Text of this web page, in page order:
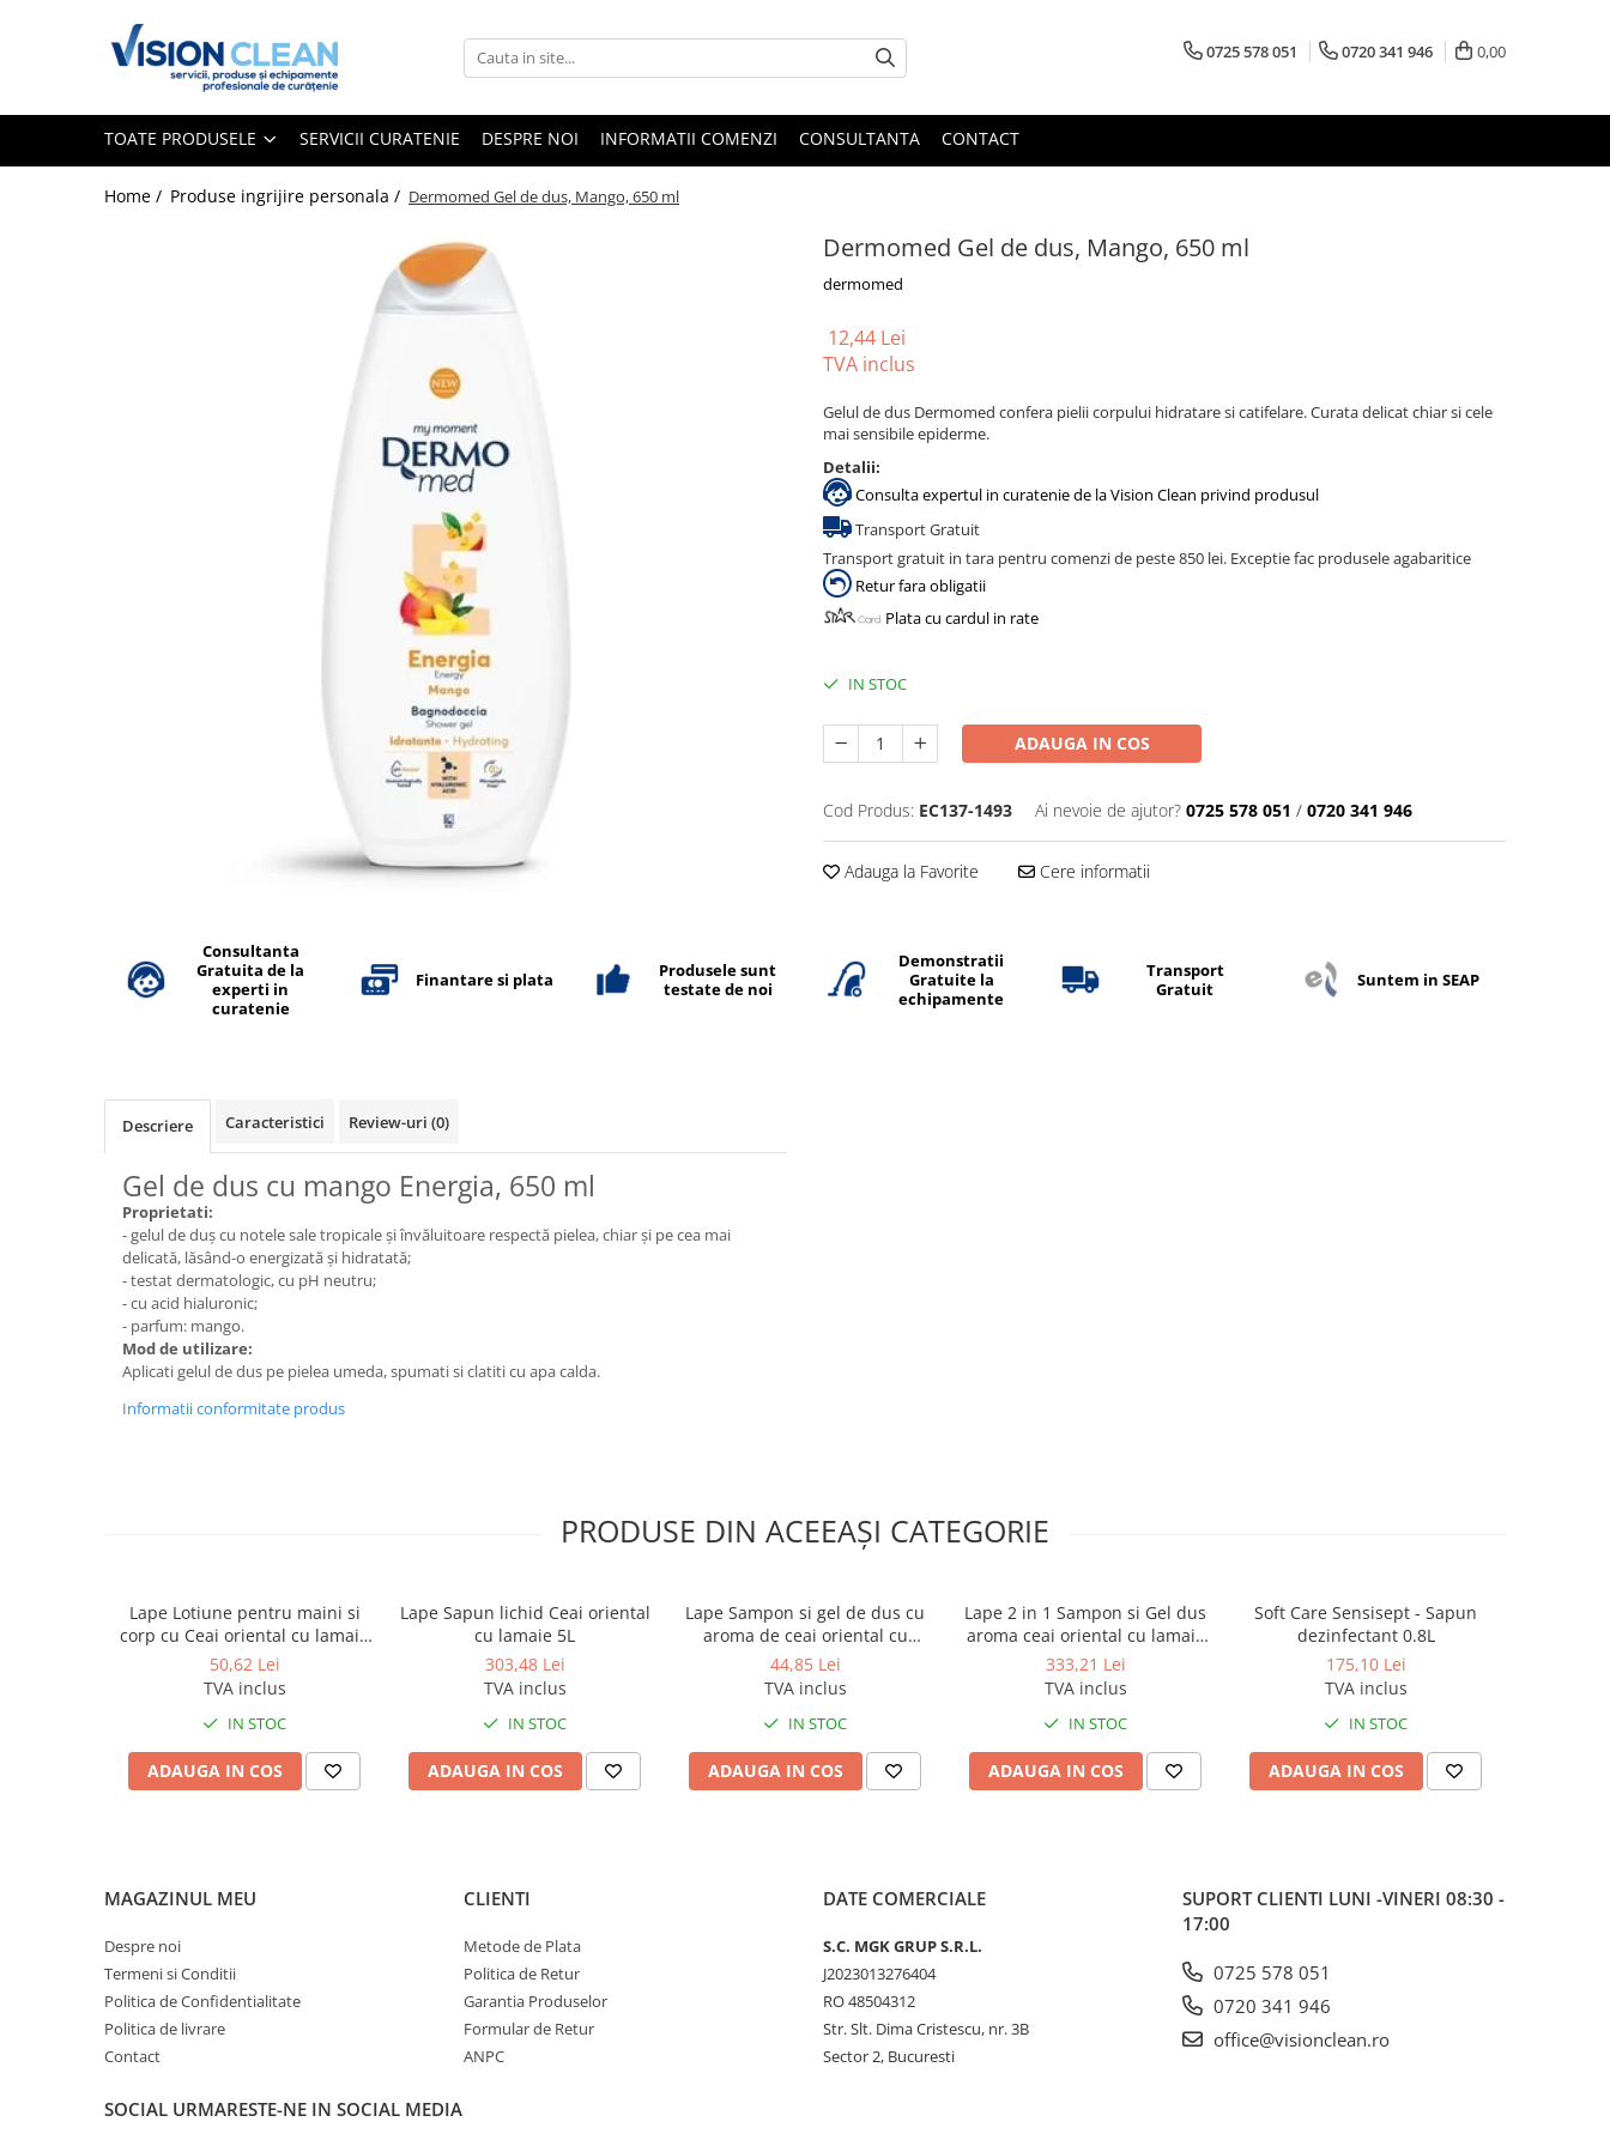
Aspiratoare si masini curatenie
Dezinfectanti profesionali
Dezinfectanti maini
Dezinfectanti medicali profesionali
Dozatoare dezinfectanti
Dispensere acoperitoare colac wc
Dispensere hartie igienica
Dispensere odorizante
Dispensere prosoape pliate (Z)
Dispensere pungi igiena feminina
Dispensere rola hartie industriala
Dispensere rola prosop hartie
Dispensere servetele masa,
Produse ingrijire personala
Crema de corp
Sapun spuma
Cearceaf hartie & cearceaf hartie
Hartie igienica
Prosoape hartie pliate
Pungi igienice
Role hartie industriala
Servetele masa & faciale
0725 578 051 0720 341 946 0,00
TOATE PRODUSELE SERVICII CURATENIE DESPRE NOI INFORMATII COMENZI CONSULTANTA CONTACT
Home / Produse ingrijire personala / Dermomed Gel de dus, Mango, 650 ml
Dermomed Gel de dus, Mango, 650 ml
dermomed
12,44 Lei
TVA inclus
Gelul de dus Dermomed confera pielii corpului hidratare si catifelare. Curata delicat chiar si cele
mai sensibile epiderme.
Detalii:
Consulta expertul in curatenie de la Vision Clean privind produsul
Transport Gratuit
Transport gratuit in tara pentru comenzi de peste 850 lei. Exceptie fac produsele agabaritice
Retur fara obligatii
Plata cu cardul in rate
IN STOC
ADAUGA IN COS
Cod Produs: EC137-1493 Ai nevoie de ajutor? 0725 578 051 / 0720 341 946
Adauga la Favorite Cere informatii
Consultanta
Gratuita de la
experti in
curatenie
Finantare si plata
Produsele sunt
testate de noi
Demonstratii
Gratuite la
echipamente
Transport
Gratuit
Suntem in SEAP
Descriere Caracteristici Review-uri (0)
Gel de dus cu mango Energia, 650 ml
Proprietati:
- gelul de duș cu notele sale tropicale și învăluitoare respectă pielea, chiar și pe cea mai
delicată, lăsând-o energizată și hidratată;
- testat dermatologic, cu pH neutru;
- cu acid hialuronic;
- parfum: mango.
Mod de utilizare:
Aplicati gelul de dus pe pielea umeda, spumati si clatiti cu apa calda.
Informatii conformitate produs
PRODUSE DIN ACEEAȘI CATEGORIE
Lape Lotiune pentru maini si
corp cu Ceai oriental cu lamaie
300ml
50,62 Lei
TVA inclus
IN STOC
ADAUGA IN COS
Lape Sapun lichid Ceai oriental
cu lamaie 5L
303,48 Lei
TVA inclus
IN STOC
ADAUGA IN COS
Lape Sampon si gel de dus cu
aroma de ceai oriental cu
lamaie 300ml
44,85 Lei
TVA inclus
IN STOC
ADAUGA IN COS
Lape 2 in 1 Sampon si Gel dus
aroma ceai oriental cu lamaie
5L
333,21 Lei
TVA inclus
IN STOC
ADAUGA IN COS
Soft Care Sensisept - Sapun
dezinfectant 0.8L
175,10 Lei
TVA inclus
IN STOC
ADAUGA IN COS
MAGAZINUL MEU
Despre noi
Termeni si Conditii
Politica de Confidentialitate
Politica de livrare
Contact
CLIENTI
Metode de Plata
Politica de Retur
Garantia Produselor
Formular de Retur
ANPC
DATE COMERCIALE
S.C. MGK GRUP S.R.L.
J2023013276404
RO 48504312
Str. Slt. Dima Cristescu, nr. 3B
Sector 2, Bucuresti
SUPORT CLIENTI LUNI -VINERI 08:30 -
17:00
0725 578 051
0720 341 946
office@visionclean.ro
SOCIAL URMARESTE-NE IN SOCIAL MEDIA